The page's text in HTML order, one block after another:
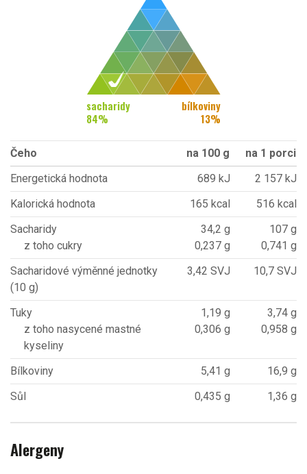
sacharidy
84%
bílkoviny
13%
Čeho na 100 g
na 1 porci
Energetická hodnota
689 kJ
2 157 kJ
Kalorická hodnota
165 kcal
516 kcal
Sacharidy
z toho cukry
34,2 g
0,237 g
107 g
0,741 g
Sacharidové výměnné jednotky
(10 g)
3,42 SVJ 10,7 SVJ
Tuky
z toho nasycené mastné
kyseliny
1,19 g
0,306 g
3,74 g
0,958 g
Bílkoviny 5,41 g
16,9 g
Sůl
0,435 g 1,36 g
Alergeny